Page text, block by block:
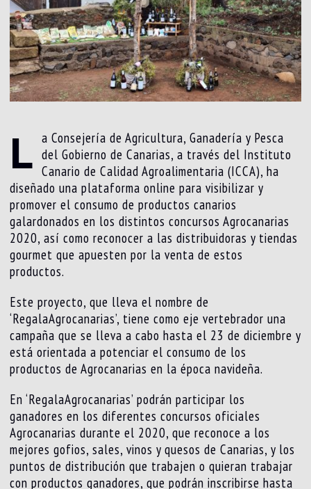
L a Consejería de Agricultura, Ganadería y Pesca
del Gobierno de Canarias, a través del Instituto
Canario de Calidad Agroalimentaria (ICCA), ha
diseñado una plataforma online para visibilizar y
promover el consumo de productos canarios
galardonados en los distintos concursos Agrocanarias
2020, así como reconocer a las distribuidoras y tiendas
gourmet que apuesten por la venta de estos
productos.
Este proyecto, que lleva el nombre de
‘RegalaAgrocanarias’, tiene como eje vertebrador una
campaña que se lleva a cabo hasta el 23 de diciembre y
está orientada a potenciar el consumo de los
productos de Agrocanarias en la época navideña.
En ‘RegalaAgrocanarias’ podrán participar los
ganadores en los diferentes concursos oficiales
Agrocanarias durante el 2020, que reconoce a los
mejores gofios, sales, vinos y quesos de Canarias, y los
puntos de distribución que trabajen o quieran trabajar
con productos ganadores, que podrán inscribirse hasta